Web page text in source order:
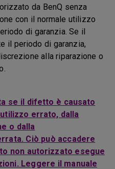
da BenQ senza
con il normale utilizzo
di garanzia. Se il
il periodo di garanzia,
alla riparazione o
se il difetto è causato
errato, dalla
o dalla
Ciò può accadere
non autorizzato esegue
Leggere il manuale